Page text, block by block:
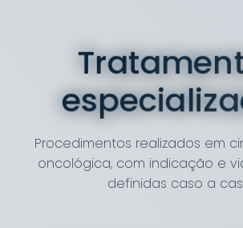
Procedimentos realizados em
oncológica, com indicação e
definidas caso a